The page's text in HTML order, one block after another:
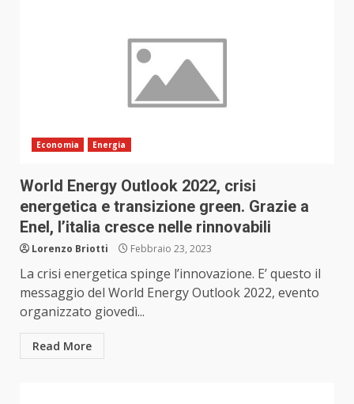
Economia Energia
World Energy Outlook 2022, crisi
energetica e transizione green. Grazie a
Enel, l’italia cresce nelle rinnovabili
Lorenzo Briotti Febbraio 23, 2023
La crisi energetica spinge l’innovazione. E’ questo il
messaggio del World Energy Outlook 2022, evento
organizzato giovedì...
Read More